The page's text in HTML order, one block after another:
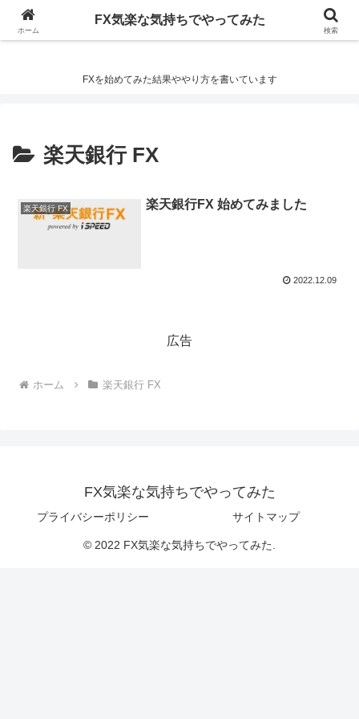
FX気楽な気持ちでやってみた
FXを始めてみた結果ややり方を書いています
楽天銀行 FX
楽天銀行 FX 楽天銀行FX 始めてみました
2022.12.09
広告
ホーム 楽天銀行 FX
FX気楽な気持ちでやってみた
プライバシーポリシー サイトマップ
© 2022 FX気楽な気持ちでやってみた.
ホーム
FX気楽な気持ちでやってみた
検索